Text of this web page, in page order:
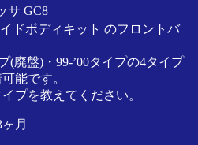
サ GC8
ドボディキット のフロントバ
(廃盤)・99-’00タイプの4タイプ
能です。
プを教えてください。
月